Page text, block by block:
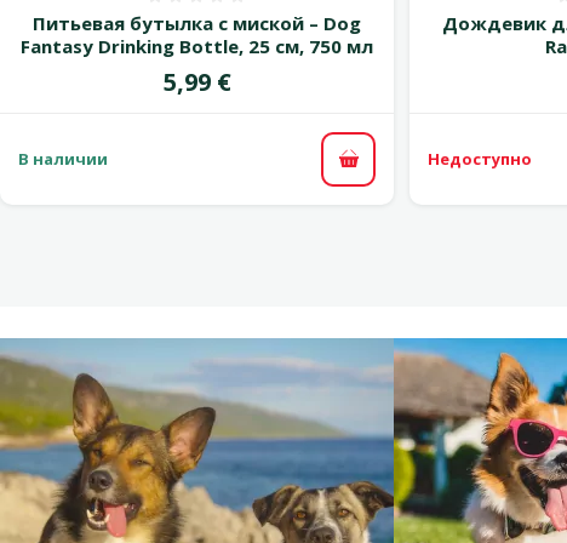
Питьевая бутылка с миской – Dog
Fantasy Drinking Bottle, 25 см, 750 мл
Цена
5,99 €
В наличии В корзину
Дождевик
Недоступно